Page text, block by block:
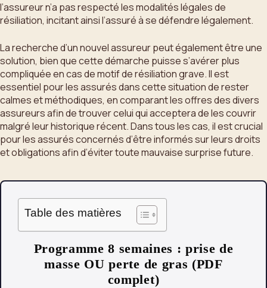
l’assureur n’a pas respecté les modalités légales de
résiliation, incitant ainsi l’assuré à se défendre légalement.
La recherche d’un nouvel assureur peut également être une
solution, bien que cette démarche puisse s’avérer plus
compliquée en cas de motif de résiliation grave. Il est
essentiel pour les assurés dans cette situation de rester
calmes et méthodiques, en comparant les offres des divers
assureurs afin de trouver celui qui acceptera de les couvrir
malgré leur historique récent. Dans tous les cas, il est crucial
pour les assurés concernés d’être informés sur leurs droits
et obligations afin d’éviter toute mauvaise surprise future.
Table des matières
Programme 8 semaines : prise de
masse OU perte de gras (PDF
complet)